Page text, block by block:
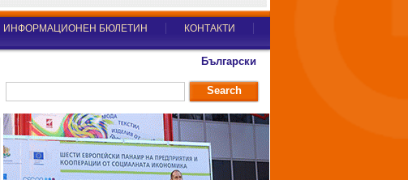
ИНФОРМАЦИОНЕН БЮЛЕТИН КОНТАКТИ
Български
Search